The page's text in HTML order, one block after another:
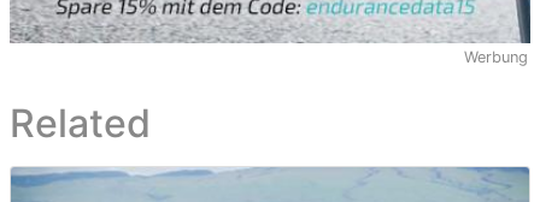
Werbung
Related